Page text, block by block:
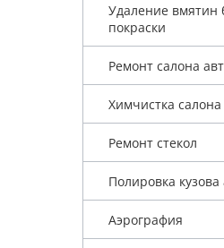
Удаление вмятин
покраски
Ремонт салона
Химчистка салона
Ремонт стекол
Полировка
Аэрография